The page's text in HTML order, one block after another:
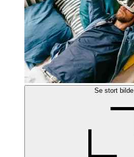
Se stort bilde